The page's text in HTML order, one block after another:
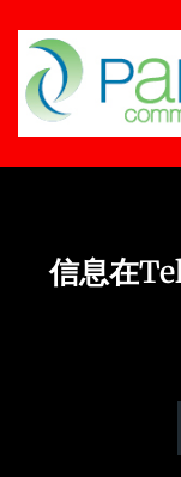
信息在